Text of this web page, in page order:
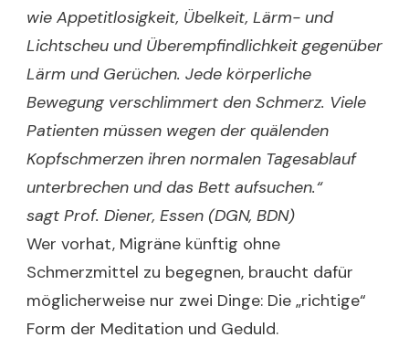
wie Appetitlosigkeit, Übelkeit, Lärm- und
Lichtscheu und Überempfindlichkeit gegenüber
Lärm und Gerüchen. Jede körperliche
Bewegung verschlimmert den Schmerz. Viele
Patienten müssen wegen der quälenden
Kopfschmerzen ihren normalen Tagesablauf
unterbrechen und das Bett aufsuchen.“
sagt Prof. Diener, Essen (DGN, BDN)
Wer vorhat, Migräne künftig ohne
Schmerzmittel zu begegnen, braucht dafür
möglicherweise nur zwei Dinge: Die „richtige“
Form der Meditation und Geduld.